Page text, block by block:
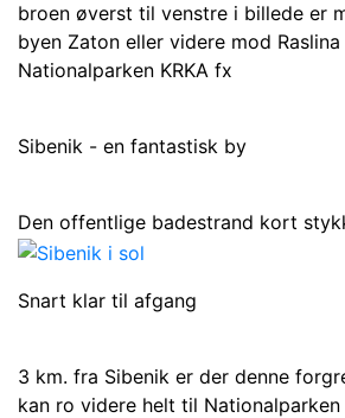
broen øverst til venstre i billede er
byen Zaton eller videre mod
Nationalparken KRKA fx
Sibenik - en fantastisk by
Den offentlige badestrand kort
Snart klar til afgang
3 km. fra Sibenik er der denne
kan ro videre helt til